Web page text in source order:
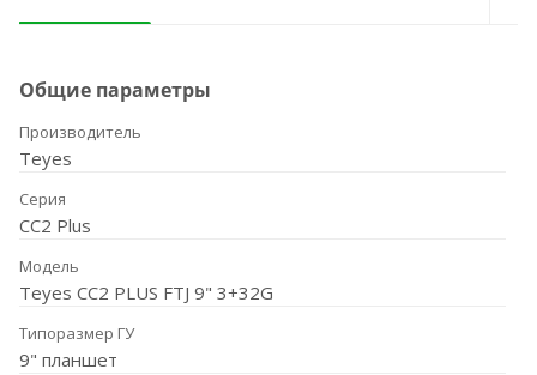
Общие параметры
Производитель
Teyes
Серия
CC2 Plus
Модель
Teyes CC2 PLUS FTJ 9" 3+32G
Типоразмер ГУ
9" планшет